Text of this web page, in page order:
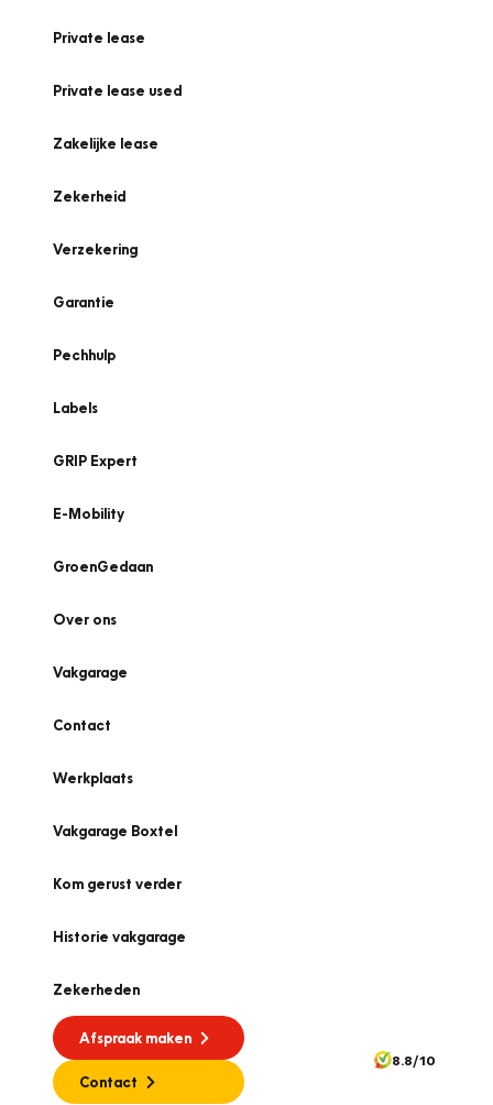
Private lease
Private lease used
Zakelijke lease
Zekerheid
Verzekering
Garantie
Pechhulp
Labels
GRIP Expert
E-Mobility
GroenGedaan
Over ons
Vakgarage
Contact
Werkplaats
Vakgarage Boxtel
Kom gerust verder
Historie vakgarage
Zekerheden
Afspraak maken
Contact
8.8/10